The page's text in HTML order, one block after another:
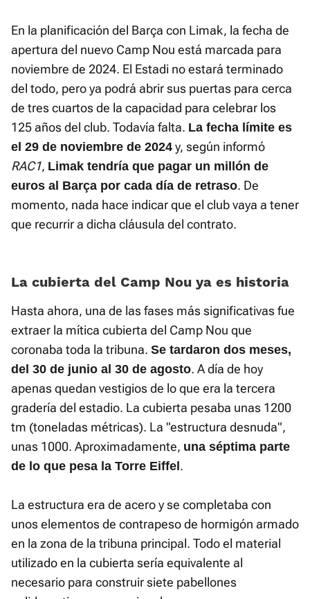
En la planificación del Barça con Limak, la fecha de
apertura del nuevo Camp Nou está marcada para
noviembre de 2024. El Estadi no estará terminado
del todo, pero ya podrá abrir sus puertas para cerca
de tres cuartos de la capacidad para celebrar los
125 años del club. Todavía falta. La fecha límite es
el 29 de noviembre de 2024 y, según informó
RAC1, Limak tendría que pagar un millón de
euros al Barça por cada día de retraso. De
momento, nada hace indicar que el club vaya a tener
que recurrir a dicha cláusula del contrato.
La cubierta del Camp Nou ya es historia
Hasta ahora, una de las fases más significativas fue
extraer la mítica cubierta del Camp Nou que
coronaba toda la tribuna. Se tardaron dos meses,
del 30 de junio al 30 de agosto. A día de hoy
apenas quedan vestigios de lo que era la tercera
gradería del estadio. La cubierta pesaba unas 1200
tm (toneladas métricas). La "estructura desnuda",
unas 1000. Aproximadamente, una séptima parte
de lo que pesa la Torre Eiffel .
La estructura era de acero y se completaba con
unos elementos de contrapeso de hormigón armado
en la zona de la tribuna principal. Todo el material
utilizado en la cubierta sería equivalente al
necesario para construir siete pabellones